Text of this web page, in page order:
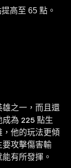
高至 65 點。
之一，而且還
為 225 點生
他的玩法更傾
攻擊傷害輸
有所發揮。